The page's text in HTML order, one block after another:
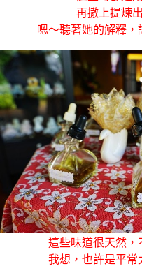
再撒上提煉
嗯～聽著她的解釋，
這些味道很天然，
我想，也許是平常